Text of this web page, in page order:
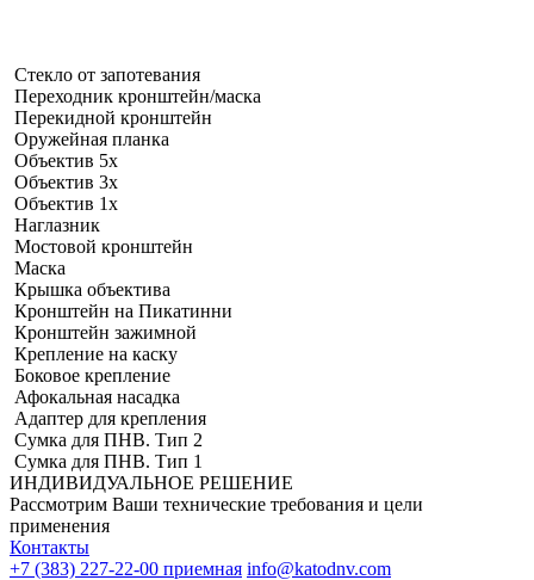
Стекло от запотевания
Переходник кронштейн/маска
Перекидной кронштейн
Оружейная планка
Объектив 5х
Объектив 3х
Объектив 1х
Наглазник
Мостовой кронштейн
Маска
Крышка объектива
Кронштейн на Пикатинни
Кронштейн зажимной
Крепление на каску
Боковое крепление
Афокальная насадка
Адаптер для крепления
Сумка для ПНВ. Тип 2
Сумка для ПНВ. Тип 1
ИНДИВИДУАЛЬНОЕ РЕШЕНИЕ
Рассмотрим Ваши технические требования и цели
применения
Контакты
+7 (383) 227-22-00 приемная info@katodnv.com